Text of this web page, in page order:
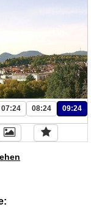
07:24 08:24 09:24